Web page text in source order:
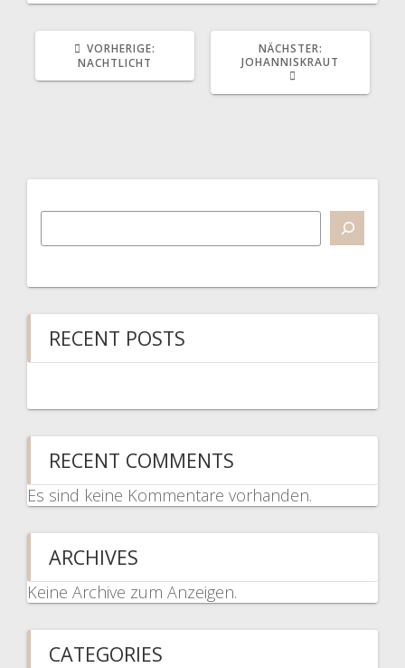
VORHERIGE:
NACHTLICHT
NÄCHSTER:
BEITRAG:
JOHANNISKRAUT
RECENT POSTS
RECENT COMMENTS
Es sind keine Kommentare vorhanden.
ARCHIVES
Keine Archive zum Anzeigen.
CATEGORIES